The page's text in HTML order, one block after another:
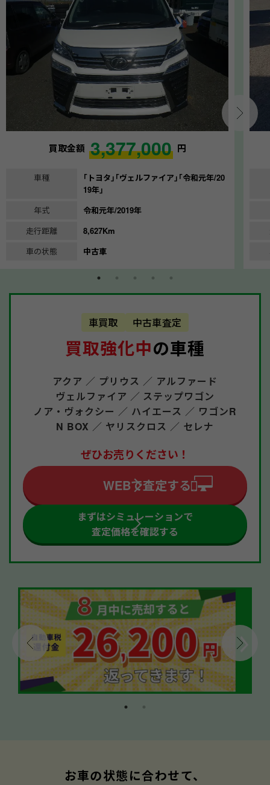
買取金額 3,377,000 円
車種
｢トヨタ｣｢ヴェルファイア｣｢令和元年/20
19年｣
年式
令和元年/2019年
走行距離
8,627Km
車の状態
中古車
車買取 中古車査定
買取強化中の車種
アクア ／ プリウス ／ アルファード
ヴェルファイア ／ ステップワゴン
ノア・ヴォクシー ／ ハイエース ／ ワゴンR
N BOX ／ ヤリスクロス ／ セレナ
ぜひお売りください！
WEBで査定する
まずはシミュレーションで
査定価格を確認する
お車の状態に合わせて、